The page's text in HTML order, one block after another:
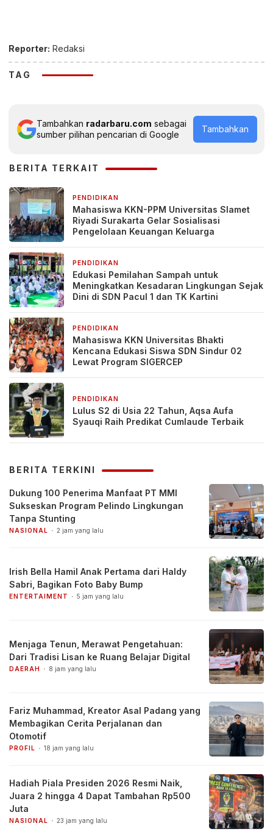
Reporter: Redaksi
TAG
Tambahkan radarbaru.com sebagai
sumber pilihan pencarian di Google
Tambahkan
BERITA TERKAIT
PENDIDIKAN
Mahasiswa KKN-PPM Universitas Slamet
Riyadi Surakarta Gelar Sosialisasi
Pengelolaan Keuangan Keluarga
PENDIDIKAN
Edukasi Pemilahan Sampah untuk
Meningkatkan Kesadaran Lingkungan Sejak
Dini di SDN Pacul 1 dan TK Kartini
PENDIDIKAN
Mahasiswa KKN Universitas Bhakti
Kencana Edukasi Siswa SDN Sindur 02
Lewat Program SIGERCEP
PENDIDIKAN
Lulus S2 di Usia 22 Tahun, Aqsa Aufa
Syauqi Raih Predikat Cumlaude Terbaik
BERITA TERKINI
Dukung 100 Penerima Manfaat PT MMI
Sukseskan Program Pelindo Lingkungan
Tanpa Stunting
NASIONAL 2 jam yang lalu
Irish Bella Hamil Anak Pertama dari Haldy
Sabri, Bagikan Foto Baby Bump
ENTERTAIMENT 5 jam yang lalu
Menjaga Tenun, Merawat Pengetahuan:
Dari Tradisi Lisan ke Ruang Belajar Digital
DAERAH 8 jam yang lalu
Fariz Muhammad, Kreator Asal Padang yang
Membagikan Cerita Perjalanan dan
Otomotif
PROFIL 18 jam yang lalu
Hadiah Piala Presiden 2026 Resmi Naik,
Juara 2 hingga 4 Dapat Tambahan Rp500
Juta
NASIONAL 23 jam yang lalu